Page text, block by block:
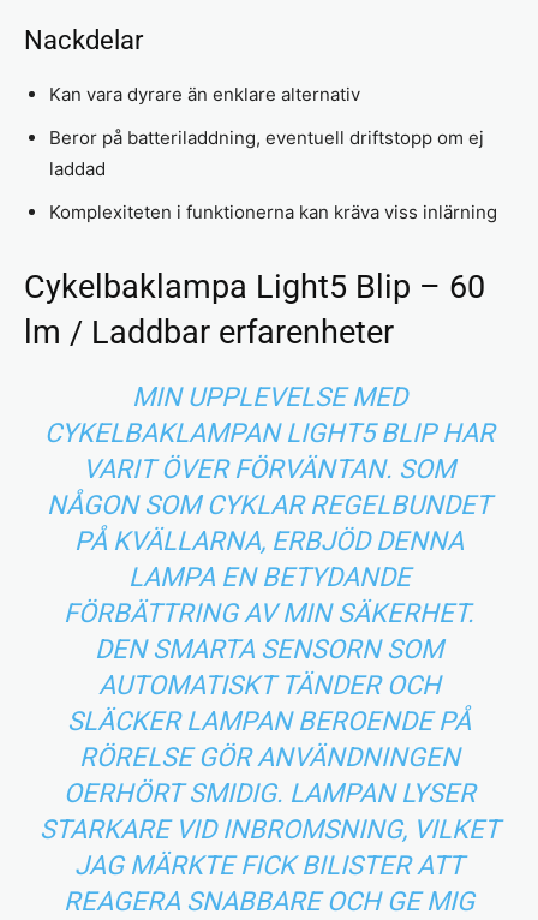
Nackdelar
Kan vara dyrare än enklare alternativ
Beror på batteriladdning, eventuell driftstopp om ej
laddad
Komplexiteten i funktionerna kan kräva viss inlärning
Cykelbaklampa Light5 Blip – 60
lm / Laddbar erfarenheter
MIN UPPLEVELSE MED
CYKELBAKLAMPAN LIGHT5 BLIP HAR
VARIT ÖVER FÖRVÄNTAN. SOM
NÅGON SOM CYKLAR REGELBUNDET
PÅ KVÄLLARNA, ERBJÖD DENNA
LAMPA EN BETYDANDE
FÖRBÄTTRING AV MIN SÄKERHET.
DEN SMARTA SENSORN SOM
AUTOMATISKT TÄNDER OCH
SLÄCKER LAMPAN BEROENDE PÅ
RÖRELSE GÖR ANVÄNDNINGEN
OERHÖRT SMIDIG. LAMPAN LYSER
STARKARE VID INBROMSNING, VILKET
JAG MÄRKTE FICK BILISTER ATT
REAGERA SNABBARE OCH GE MIG